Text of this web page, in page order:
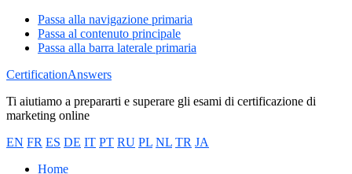
Passa alla navigazione primaria
Passa al contenuto principale
Passa alla barra laterale primaria
CertificationAnswers
Ti aiutiamo a prepararti e superare gli esami di certificazione di
marketing online
EN FR ES DE IT PT RU PL NL TR JA
Home